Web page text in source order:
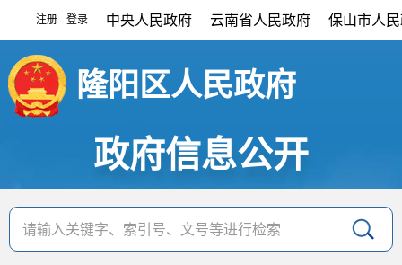
注册 登录 中央人民政府 云南省人民政府 保山市人
隆阳区人民政府
政府信息公开